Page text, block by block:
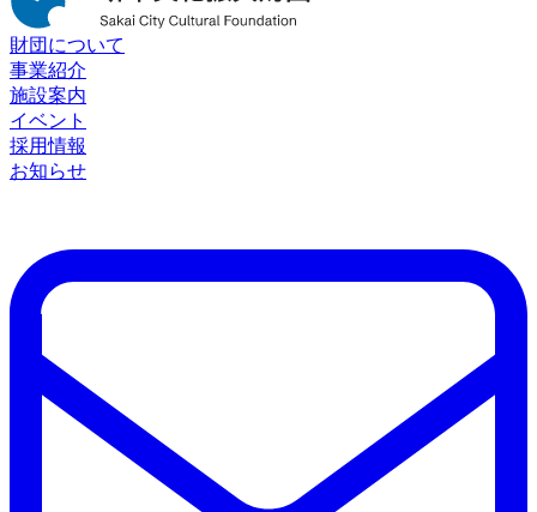
財団について
事業紹介
施設案内
イベント
採用情報
お知らせ